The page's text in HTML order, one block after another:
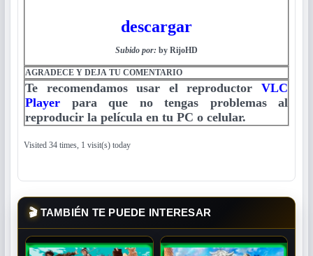
descargar
Subido por: by RijoHD
AGRADECE Y DEJA TU COMENTARIO
Te recomendamos usar el reproductor VLC
Player para que no tengas problemas al
reproducir la película en tu PC o celular.
Visited 34 times, 1 visit(s) today
🎬TAMBIÉN TE PUEDE INTERESAR